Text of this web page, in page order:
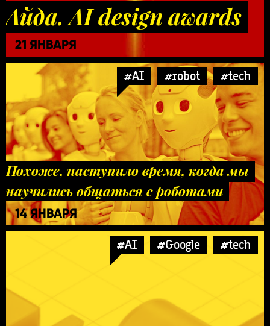
Айда. AI design awards
21 ЯНВАРЯ
#AI #robot #tech
Похоже, наступило время, когда мы
научились общаться с роботами
14 ЯНВАРЯ
#AI #Google #tech